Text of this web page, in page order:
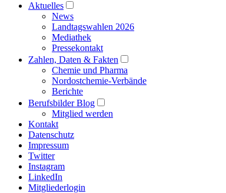
Aktuelles
News
Landtagswahlen 2026
Mediathek
Pressekontakt
Zahlen, Daten & Fakten
Chemie und Pharma
Nordostchemie-Verbände
Berichte
Berufsbilder Blog
Mitglied werden
Kontakt
Datenschutz
Impressum
Twitter
Instagram
LinkedIn
Mitgliederlogin